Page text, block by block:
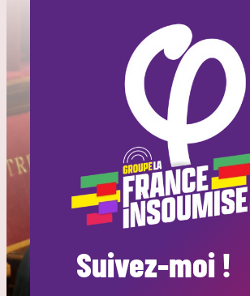
Suivez-moi !